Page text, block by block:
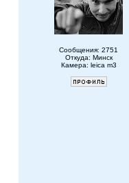
Сообщения: 2751
Откуда: Минск
Камера: leica m3